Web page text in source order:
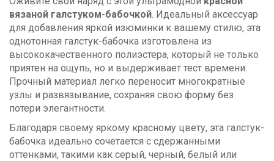
вязаной галстуком-бабочкой. Идеальный аксессуар
для добавления яркой изюминки к вашему стилю, эта
однотонная галстук-бабочка изготовлена из
высококачественного полиэстера, который не только
приятен на ощупь, но и выдерживает тест времени.
Прочный материал легко переносит многократные
узлы и развязывание, сохраняя свою форму без
потери элегантности.
Благодаря своему яркому красному цвету, эта галстук-
бабочка идеально сочетается с сдержанными
оттенками, такими как серый, черный, белый или